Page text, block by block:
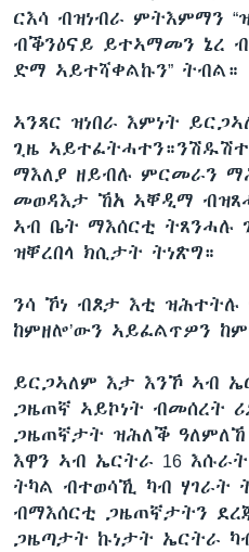
ርእሳ ብዝነብራ ምትእምማን
ብቕንዕናይ ይተኣማመን ኔረ
ድማ ኣይተሻቀልኩን” ትብል።
ኣንጻር ዝነበራ እምነት
ጊዜ
ማእለያ ዘይብሉ ምርመራን
መወዳእታ ኸአ ኣቐዲማ
ኣብ ቤት ማእሰርቲ ትጸንሓሉ
ዝቐረበላ ክሲታት ትነጽግ።
ንሳ ኾነ ብጾታ እቲ ዝሕተትሉ
ከምዘሎ’ውን ኣይፈልጥዎን
ይርጋኣለም እታ እንኾ ኣብ
ጋዜጠኛ ኣይኮነት ብመሰረት
ጋዜጠኛታት ዝሕለቕ ዓለምለኸ
እዋን ኣብ ኤርትራ 16
ትካል ብተወሳኺ ካብ ሃገራት
ብማእሰርቲ ጋዜጠኛታትን
ጋዜጣታት ኩነታት ኤርትራ